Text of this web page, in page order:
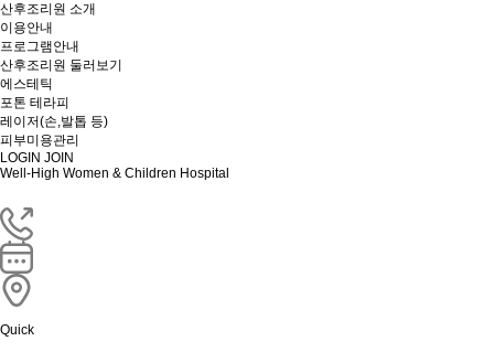
산후조리원 소개
이용안내
프로그램안내
산후조리원 둘러보기
에스테틱
포톤 테라피
레이저(손,발톱 등)
피부미용관리
LOGIN JOIN
Well-High Women & Children Hospital
Quick